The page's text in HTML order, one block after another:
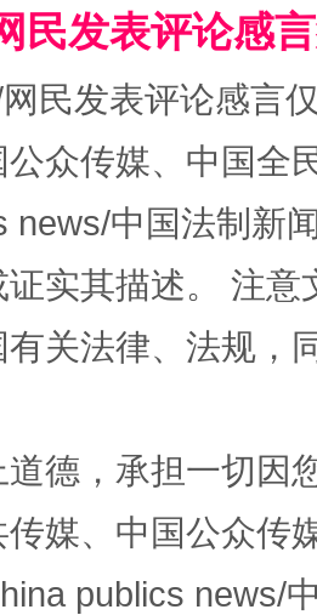
了！等你上场
茂县开幕 规模
民发表评论感
民发表评论感言
众传媒、中国全
news/中国法制新
证实其描述。 注
关法律、法规，
德，承担一切因
媒、中国公众传
publics news/